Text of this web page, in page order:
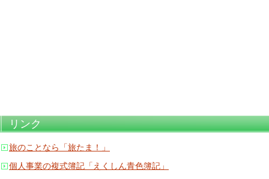
リンク
旅のことなら「旅たま！」
個人事業の複式簿記「えくしん青色簿記」